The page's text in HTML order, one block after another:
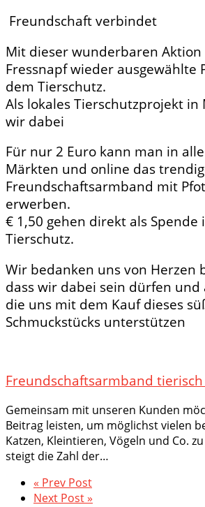
Freundschaft verbindet
Mit dieser wunderbaren
Fressnapf wieder ausgewählte
dem Tierschutz.
Als lokales Tierschutzprojekt in
wir dabei
Für nur 2 Euro kann man in
Märkten und online das
Freundschaftsarmband mit
erwerben.
€ 1,50 gehen direkt als Spende
Tierschutz.
Wir bedanken uns von Herzen
dass wir dabei sein dürfen und
die uns mit dem Kauf dieses
Schmuckstücks unterstützen
Freundschaftsarmband
Gemeinsam mit unseren Kunden
Beitrag leisten, um möglichst vielen
Katzen, Kleintieren, Vögeln und Co.
steigt die Zahl der…
« Prev Post
Next Post »